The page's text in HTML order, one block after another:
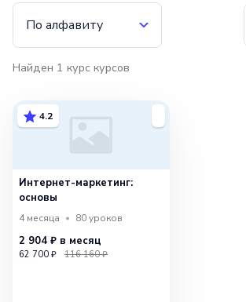
По алфавиту
Найден 1 курс курсов
4.2
Интернет-маркетинг:
основы
4 месяца 80уроков
2 904 ₽ в месяц
62 700 ₽ 116 160 ₽